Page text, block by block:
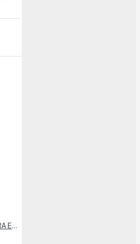
HROM SUŠAČ PEŠKIRA ELEGANT 600x1200(zaobljeni)